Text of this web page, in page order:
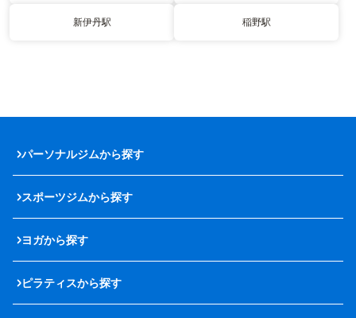
新伊丹駅 稲野駅
パーソナルジムから探す
スポーツジムから探す
ヨガから探す
ピラティスから探す